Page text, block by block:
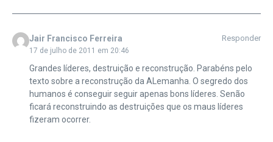
Jair Francisco Ferreira
17 de julho de 2011 em 20:46
Responder
Grandes líderes, destruição e reconstrução. Parabéns pelo
texto sobre a reconstrução da ALemanha. O segredo dos
humanos é conseguir seguir apenas bons líderes. Senão
ficará reconstruindo as destruições que os maus líderes
fizeram ocorrer.